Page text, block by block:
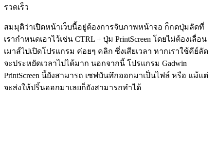
รวดเร็ว
สมมุติว่าเปิดหน้าเว็บนี้อยู่ต้องการจับภาพหน้าจอ ก็กดปุ่มลัดที่
เรากำหนดเอาไว้เช่น CTRL + ปุ่ม PrintScreen โดยไม่ต้องเลื่อน
เมาส์ไปเปิดโปรแกรม ค่อยๆ คลิก ซึ่งเสียเวลา หากเราใช้คีย์ลัด
จะประหยัดเวลาไปได้มาก นอกจากนี้ โปรแกรม Gadwin
PrintScreen นี้ยังสามารถ เซฟบันทึกออกมาเป็นไฟล์ หรือ แม้แต่
จะส่งให้ปริ้นออกมาเลยก็ยังสามารถทำได้